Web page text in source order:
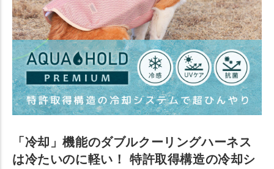
「冷却」機能のダブルクーリングハーネス
は冷たいのに軽い！ 特許取得構造の冷却シ